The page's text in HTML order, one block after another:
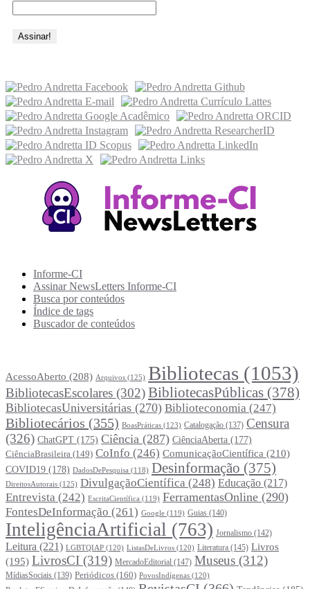
Informe-CI
Assinar NewsLetters Informe-CI
Busca por conteúdos
Índice de tags
Buscador de conteúdos
AcessoAberto (208) Arquivos (125) Bibliotecas (1053)
BibliotecasEscolares (302)BibliotecasPúblicas (378)
BibliotecasUniversitárias (270) Biblioteconomia (247)
Bibliotecários (355) BoasPráticas (123) Catalogação (137) Censura
(326) ChatGPT (175) Ciência (287) CiênciaAberta (177)
CiênciaBrasileira (149) CoInfo (246) ComunicaçãoCientífica (210)
COVID19 (178) DadosDePesquisa (118) Desinformação (375)
DireitosAutorais (125) DivulgaçãoCientífica (248) Educação (217)
Entrevista (242) EscritaCientífica (119) FerramentasOnline (290)
FontesDeInformação (261) Google (119) Guias (140)
InteligênciaArtificial (763) Jornalismo (142)
Leitura (221) LGBTQIAP (120) ListasDeLivros (120) Literatura (145) Livros
(195) LivrosCI (319) MercadoEditorial (147) Museus (312)
MídiasSociais (139) Periódicos (160) PovosIndígenas (120)